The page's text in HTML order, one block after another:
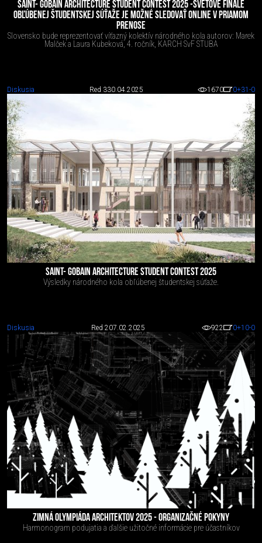
SAINT- GOBAIN ARCHITECTURE STUDENT CONTEST 2025 -SVETOVÉ FINÁLE
OBĽÚBENEJ ŠTUDENTSKEJ SÚŤAŽE JE MOŽNÉ SLEDOVAŤ ONLINE V PRIAMOM
PRENOSE
Slovensko bude reprezentovať víťazný kolektív národného kola autorov: Marek
Malček a Laura Kubeková, 4. ročník, KARCH SvF STUBA
Diskusia Red 330.04.2025 1670 0+31 -0
SAINT- GOBAIN ARCHITECTURE STUDENT CONTEST 2025
Výsledky národného kola obľúbenej študentskej súťaže.
Diskusia Red 207.02.2025 922 0+10-0
ZIMNÁ OLYMPIÁDA ARCHITEKTOV 2025 - ORGANIZAČNÉ POKYNY
Harmonogram podujatia a ďalšie užitočné informácie pre účastníkov